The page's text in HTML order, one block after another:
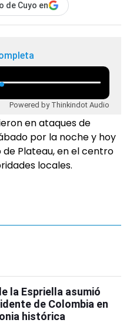
de Cuyo en
Powered by Thinkindot Audio
en ataques de
por la noche y hoy
Plateau, en el centro
locales.
la Espriella asumió
de Colombia en
histórica